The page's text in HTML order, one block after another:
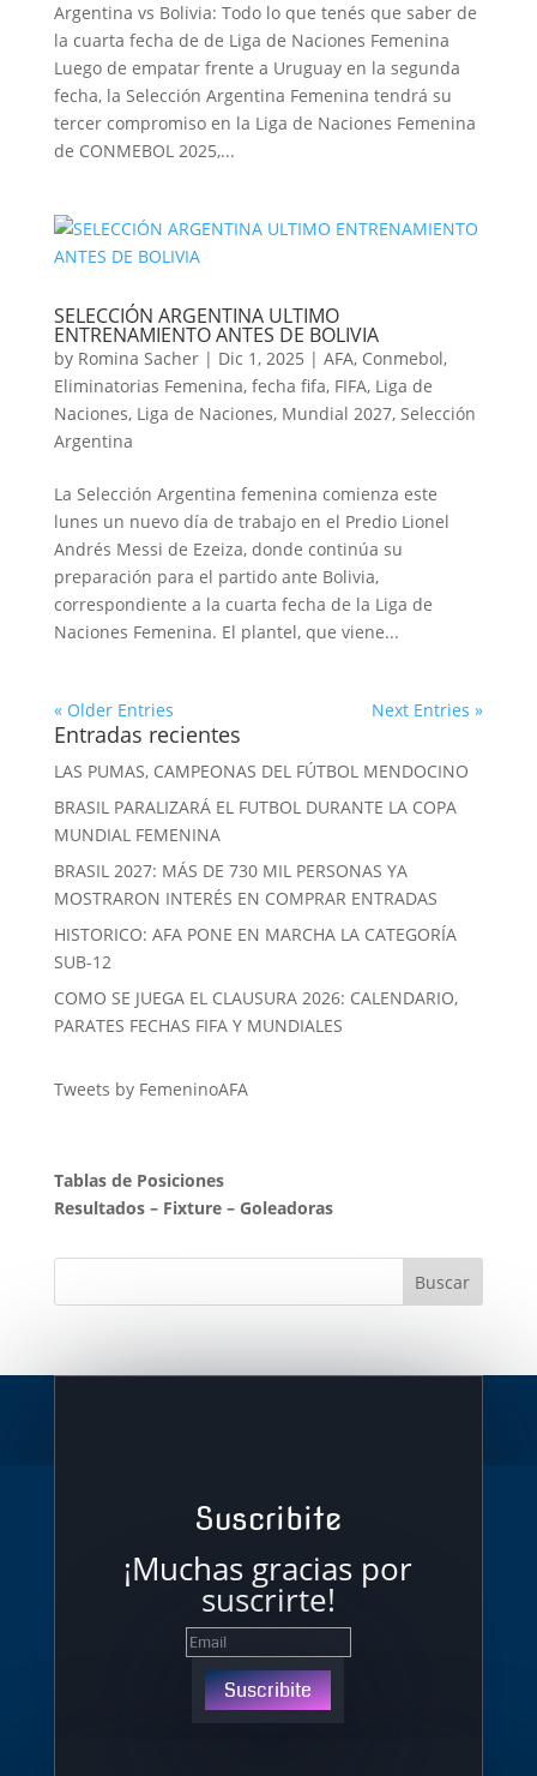
Argentina vs Bolivia: Todo lo que tenés que saber de
la cuarta fecha de de Liga de Naciones Femenina
Luego de empatar frente a Uruguay en la segunda
fecha, la Selección Argentina Femenina tendrá su
tercer compromiso en la Liga de Naciones Femenina
de CONMEBOL 2025,...
SELECCIÓN ARGENTINA ULTIMO
ENTRENAMIENTO ANTES DE BOLIVIA
by Romina Sacher| Dic 1, 2025 | AFA, Conmebol,
Eliminatorias Femenina, fecha fifa, FIFA, Liga de
Naciones, Liga de Naciones, Mundial 2027, Selección
Argentina
La Selección Argentina femenina comienza este
lunes un nuevo día de trabajo en el Predio Lionel
Andrés Messi de Ezeiza, donde continúa su
preparación para el partido ante Bolivia,
correspondiente a la cuarta fecha de la Liga de
Naciones Femenina. El plantel, que viene...
« Older Entries Next Entries »
Entradas recientes
LAS PUMAS, CAMPEONAS DEL FÚTBOL MENDOCINO
BRASIL PARALIZARÁ EL FUTBOL DURANTE LA COPA
MUNDIAL FEMENINA
BRASIL 2027: MÁS DE 730 MIL PERSONAS YA
MOSTRARON INTERÉS EN COMPRAR ENTRADAS
HISTORICO: AFA PONE EN MARCHA LA CATEGORÍA
SUB-12
COMO SE JUEGA EL CLAUSURA 2026: CALENDARIO,
PARATES FECHAS FIFA Y MUNDIALES
Tweets by FemeninoAFA
Tablas de Posiciones
Resultados– Fixture– Goleadoras
Suscribite
¡Muchas gracias por
suscrirte!
Suscribite